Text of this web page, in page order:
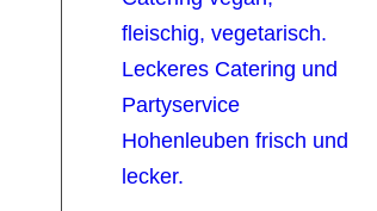
fleischig, vegetarisch.
Leckeres Catering und
Partyservice
Hohenleuben frisch und
lecker.